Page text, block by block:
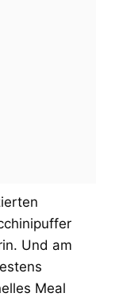
Und am
Meal